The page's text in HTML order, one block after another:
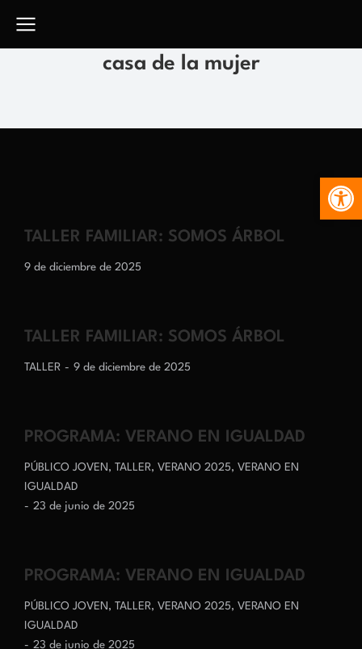
casa de la mujer
TALLER FAMILIAR: SOMOS ÁRBOL
9 de diciembre de 2025
TALLER FAMILIAR: SOMOS ÁRBOL
TALLER 9 de diciembre de 2025
PROGRAMA: VERANO EN IGUALDAD
PÚBLICO JOVEN , TALLER, VERANO 2025, VERANO EN
IGUALDAD
23 de junio de 2025
PROGRAMA: VERANO EN IGUALDAD
PÚBLICO JOVEN , TALLER, VERANO 2025, VERANO EN
IGUALDAD
23 de junio de 2025